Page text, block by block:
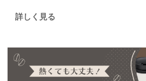
詳しく見る